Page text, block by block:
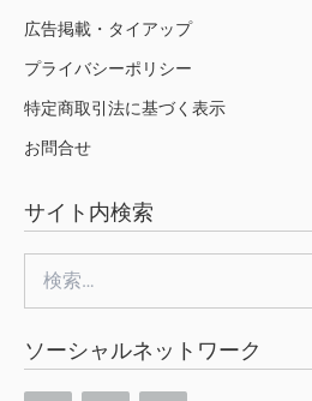
広告掲載・タイアップ
プライバシーポリシー
特定商取引法に基づく表示
お問合せ
サイト内検索
索:
ソーシャルネットワーク